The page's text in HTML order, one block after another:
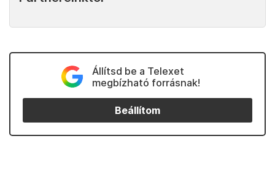
Állítsd be a Telexet
megbízható forrásnak!
Beállítom